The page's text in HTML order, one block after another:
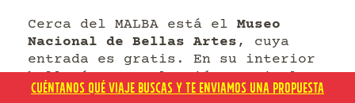
Cerca del MALBA está el Museo
Nacional de Bellas Artes , cuya
entrada es gratis. En su interior
hallarás una colección que incluye
obras de Goya, Picasso y Van Gogh.
CUÉNTANOS QUÉ VIAJE BUSCAS Y TE ENVIAMOS UNA PROPUESTA